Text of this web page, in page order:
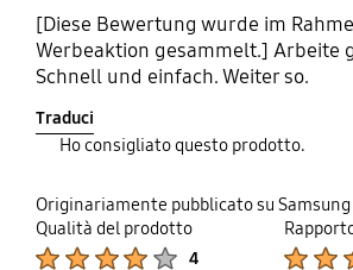
[Diese Bewertung wurde im
Werbeaktion gesammelt.] Arbeite
Schnell und einfach. Weiter so.
Traduci
Ho consigliato questo prodotto.
Originariamente pubblicato su
Qualità del prodotto
4